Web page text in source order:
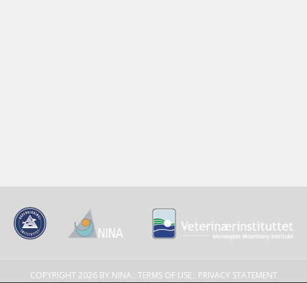
COPYRIGHT 2026 BY NINA : TERMS OF USE: PRIVACY STATEMENT